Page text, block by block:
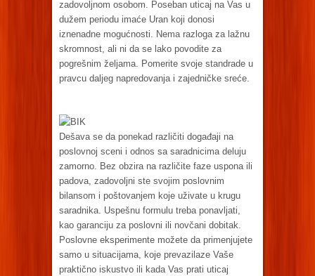
zadovoljnom osobom. Poseban uticaj na Vas u
dužem periodu imaće Uran koji donosi
iznenadne mogućnosti. Nema razloga za lažnu
skromnost, ali ni da se lako povodite za
pogrešnim željama. Pomerite svoje standrade u
pravcu daljeg napredovanja i zajedničke sreće.
BIK
Dešava se da ponekad različiti događaji na
poslovnoj sceni i odnos sa saradnicima deluju
zamorno. Bez obzira na različite faze uspona ili
padova, zadovoljni ste svojim poslovnim
bilansom i poštovanjem koje uživate u krugu
saradnika. Uspešnu formulu treba ponavljati,
kao garanciju za poslovni ili novčani dobitak.
Poslovne eksperimente možete da primenjujete
samo u situacijama, koje prevazilaze Vaše
praktično iskustvo ili kada Vas prati uticaj